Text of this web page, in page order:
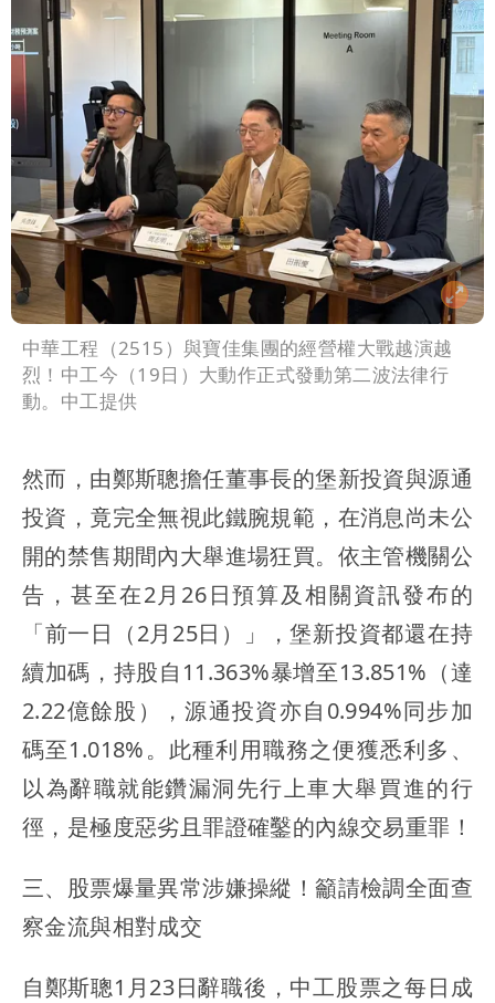
中華工程（2515）與寶佳集團的經營權大戰越演越
烈！中工今（19日）大動作正式發動第二波法律行
動。中工提供
然而，由鄭斯聰擔任董事長的堡新投資與源通
投資，竟完全無視此鐵腕規範，在消息尚未公
開的禁售期間內大舉進場狂買。依主管機關公
告，甚至在2月26日預算及相關資訊發布的
「前一日（2月25日）」，堡新投資都還在持
續加碼，持股自11.363%暴增至13.851%（達
2.22億餘股），源通投資亦自0.994%同步加
碼至1.018%。此種利用職務之便獲悉利多、
以為辭職就能鑽漏洞先行上車大舉買進的行
徑，是極度惡劣且罪證確鑿的內線交易重罪！
三、股票爆量異常涉嫌操縱！籲請檢調全面查
察金流與相對成交
自鄭斯聰1月23日辭職後，中工股票之每日成